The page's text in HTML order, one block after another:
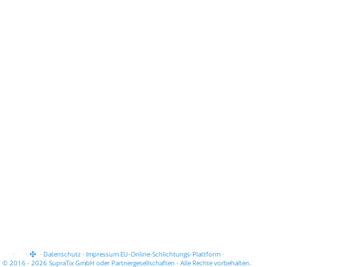
· · ·Datenschutz·Impressum EU-Online-Schlichtungs-Plattform·
© 2016 - 2026 SupraTix GmbH oder Partnergesellschaften - Alle Rechte vorbehalten.